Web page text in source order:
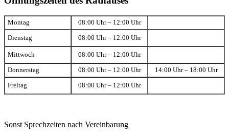
Montag 08:00 Uhr – 12:00 Uhr
Dienstag 08:00 Uhr – 12:00 Uhr
Mittwoch 08:00 Uhr – 12:00 Uhr
Donnerstag 08:00 Uhr – 12:00 Uhr 14:00 Uhr – 18:00 Uhr
Freitag 08:00 Uhr – 12:00 Uhr
Sonst Sprechzeiten nach Vereinbarung